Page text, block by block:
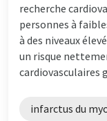
recherche
personnes à
à des niveaux
un risque
cardiovasculaires
infarctus du